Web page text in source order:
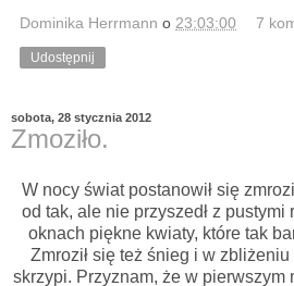
Dominika Herrmann o 23:03:00 7
Udostępnij
sobota, 28 stycznia 2012
Zmoziło.
W nocy świat postanowił się
od tak, ale nie przyszedł z pustymi
oknach piękne kwiaty, które tak
Zmroził się też śnieg i w
skrzypi. Przyznam, że w pierwszym